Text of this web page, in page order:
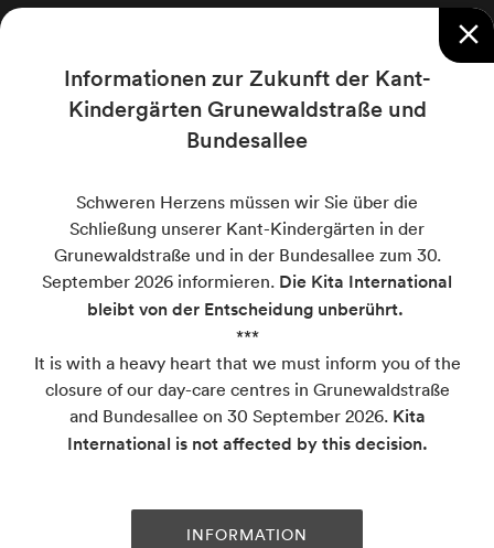
Private Kant-Schulen
Kant-Grundschule
Internationale Schule Berlin
Berlin International School
Kant-Kindergarten
Grunewaldstraße
Bundesallee
close
Informationen zur Zukunft der Kant-
Kindergärten Grunewaldstraße und
Bundesallee
Schweren Herzens müssen wir Sie über die
Schließung unserer Kant-Kindergärten in der
Grunewaldstraße und in der Bundesallee zum 30.
September 2026 informieren. Die Kita International
bleibt von der Entscheidung unberührt.
***
It is with a heavy heart that we must inform you of the
closure of our day-care centres in Grunewaldstraße
and Bundesallee on 30 September 2026. Kita
International is not affected by this decision.
INFORMATION